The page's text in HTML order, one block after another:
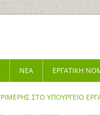
ΣΤΟ ΥΠΟΥΡΓΕΙΟ
ΝΈΑ ΕΡΓΑΤΙΚΗ